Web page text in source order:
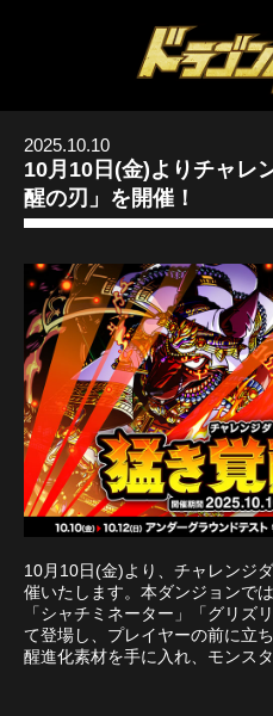
2025.10.10
10月10日(金)よりチャレ
醒の刃」を開催！
10月10日(金)より、チャレンジ
催いたします。本ダンジョンで
「シャチミネーター」「グリズ
て登場し、プレイヤーの前に立
醒進化素材を手に入れ、モンス